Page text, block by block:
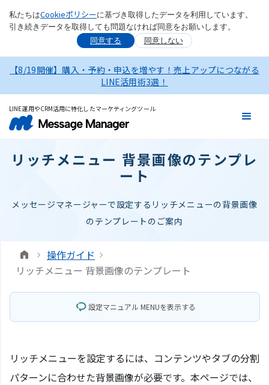
私たちはCookieポリシーに基づき取得したデータを利用しています。
引き続きデータを取得しても問題なければ同意をお願いします。
同意する
同意しない
【8/19開催】購入・予約・申込を増やす！売上アップにつながる
LINE活用術3選！
LINE運用やCRM活用に特化したマーケティングツール
リッチメニュー 背景画像のテンプレ
ート
メッセージマネージャーで設定するリッチメニューの背景画像
のテンプレートのご案内
操作ガイド
リッチメニュー 背景画像のテンプレート
設定マニュアル MENUを表示する
リッチメニューを設定するには、コンテンツやタブの分割
パターンに合わせた背景画像が必要です。本ページでは、